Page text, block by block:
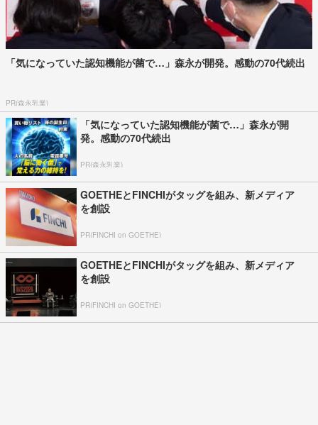
「気になっていた認知機能が菌で…」森永が開発。感動の70代続出
PR(森永乳業)
「気になっていた認知機能が菌で…」森永が開
発。感動の70代続出
PR(森永乳業)
GOETHEとFINCHIがタッグを組み、新メディア
を創設
PR(FINCHI on GOETHE)
GOETHEとFINCHIがタッグを組み、新メディア
を創設
PR(FINCHI on GOETHE)